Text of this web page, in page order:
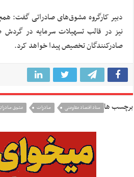
نیز در قالب تسهیلات سرمایه در گردش
صادرکنندگان تخصیص پیدا خواهد کرد.
برچسب ها ستاد اقتصاد مقاومتی صادرات مشوق